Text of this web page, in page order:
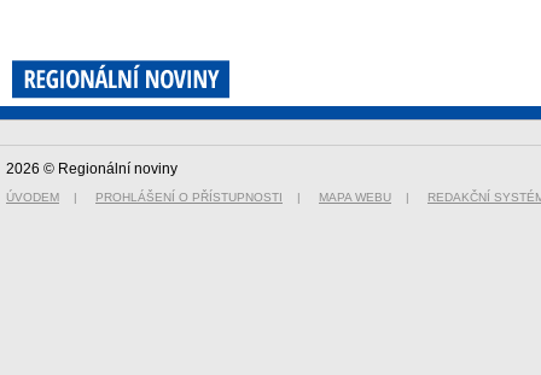
2026 © Regionální noviny
ÚVODEM | PROHLÁŠENÍ O PŘÍSTUPNOSTI | MAPA WEBU | REDAKČNÍ